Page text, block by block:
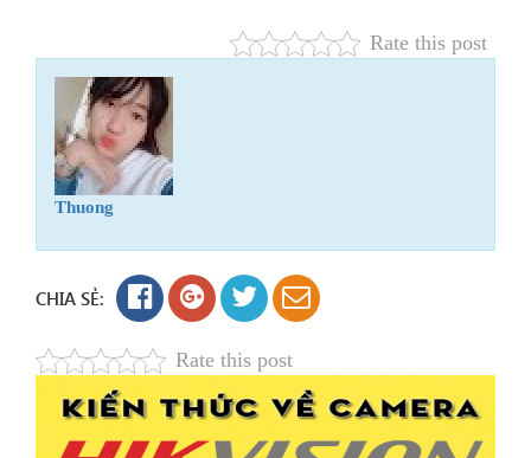
Rate this post
Thuong
CHIA SẺ:
Rate this post